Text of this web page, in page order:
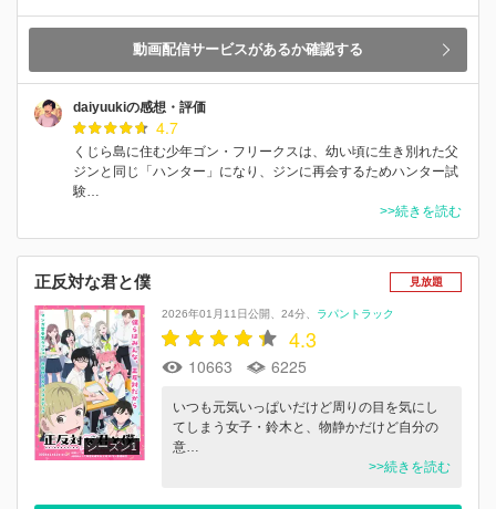
動画配信サービスがあるか確認する
daiyuukiの感想・評価
4.7
くじら島に住む少年ゴン・フリークスは、幼い頃に生き別れた父
ジンと同じ「ハンター」になり、ジンに再会するためハンター試
験…
>>続きを読む
正反対な君と僕 見放題
シーズン1
2026年01月11日公開 24分 ラパントラック
4.3
10663 6225
いつも元気いっぱいだけど周りの目を気にし
てしまう女子・鈴木と、物静かだけど自分の
意…
>>続きを読む